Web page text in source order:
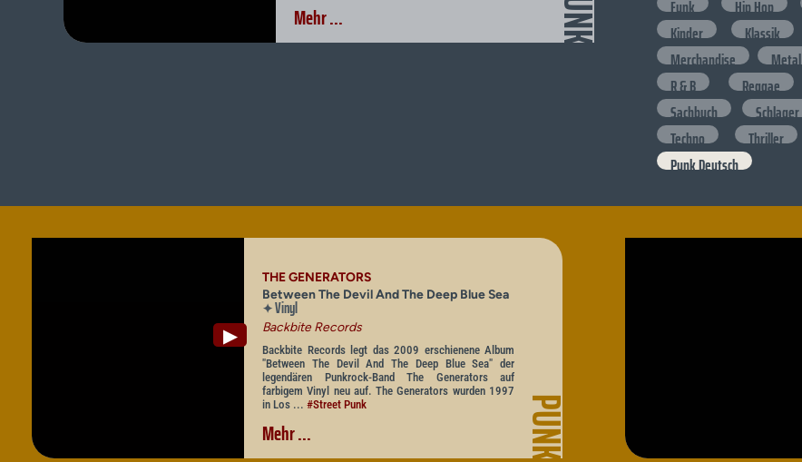
Mehr ...
Funk
Hip Hop
Kinder
Klassik
Merchandise
Metal
R & B
Reggae
Sachbuch
Schlager
Techno
Thriller
Punk Deutsch
▶
PUNK
THE GENERATORS
Between The Devil And The Deep Blue Sea
✦Vinyl
Backbite Records
Backbite Records legt das 2009 erschienene Album
"Between The Devil And The Deep Blue Sea" der
legendären Punkrock-Band The Generators auf
farbigem Vinyl neu auf. The Generators wurden 1997
in Los ... #Street Punk
Mehr ...